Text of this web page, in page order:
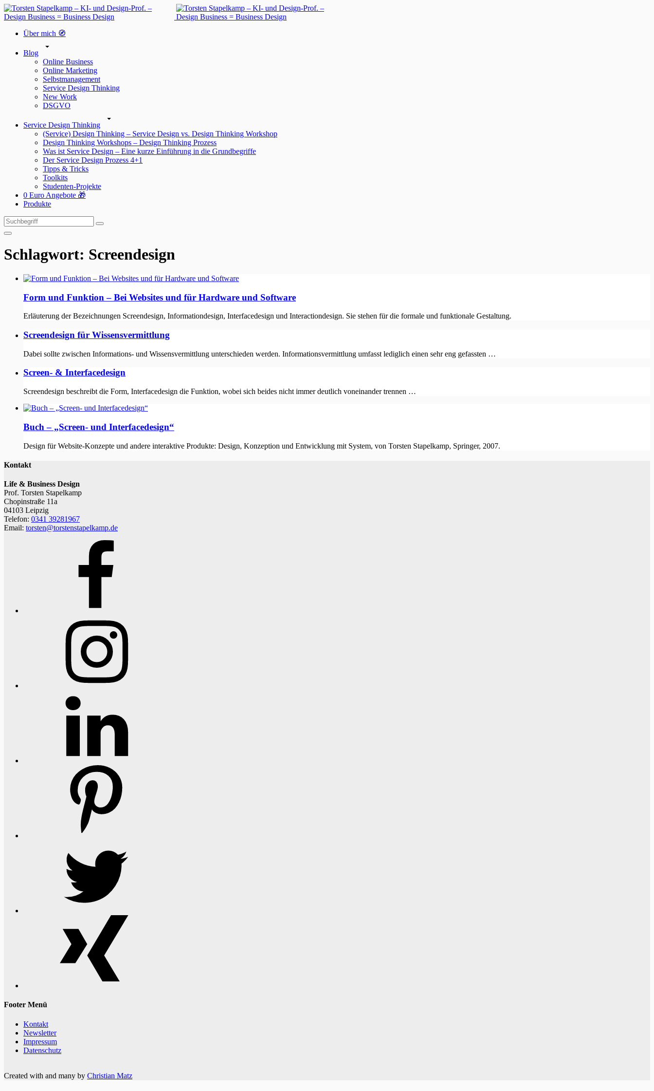
Über mich 🧭
Blog
Online Business
Online Marketing
Selbstmanagement
Service Design Thinking
New Work
DSGVO
Service Design Thinking
(Service) Design Thinking – Service Design vs. Design Thinking Workshop
Design Thinking Workshops – Design Thinking Prozess
Was ist Service Design – Eine kurze Einführung in die Grundbegriffe
Der Service Design Prozess 4+1
Tipps & Tricks
Toolkits
Studenten-Projekte
0 Euro Angebote 🎁
Produkte
Suchen
nach:
Suchen
Schlagwort: Screendesign
Form und Funktion – Bei Websites und für Hardware und Software
Erläuterung der Bezeichnungen Screendesign, Informationdesign, Interfacedesign und Interactiondesign. Sie stehen für die formale und funktionale Gestaltung.
Screendesign für Wissensvermittlung
Dabei sollte zwischen Informations- und Wissensvermittlung unterschieden werden. Informationsvermittlung umfasst lediglich einen sehr eng gefassten …
Screen- & Interfacedesign
Screendesign beschreibt die Form, Interfacedesign die Funktion, wobei sich beides nicht immer deutlich voneinander trennen …
Buch – „Screen- und Interfacedesign“
Design für Website-Konzepte und andere interaktive Produkte: Design, Konzeption und Entwicklung mit System, von Torsten Stapelkamp, Springer, 2007.
Kontakt
Life & Business Design
Prof. Torsten Stapelkamp
Chopinstraße 11a
04103 Leipzig
Telefon: 0341 39281967
Email: torsten@torstenstapelkamp.de
Footer Menü
Kontakt
Newsletter
Impressum
Datenschutz
Created with and many by Christian Matz